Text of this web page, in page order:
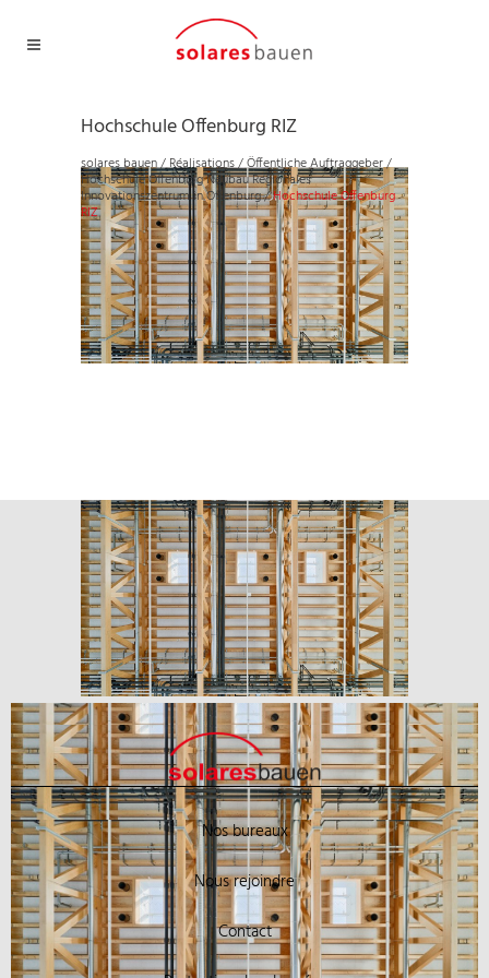
Hochschule Offenburg RIZ
solares bauen/Réalisations/Öffentliche Auftraggeber/
Hochschule Offenburg Neubau Regionales
Innovationszentrum in Offenburg/Hochschule Offenburg
RIZ
Nos bureaux
Nous rejoindre
Contact